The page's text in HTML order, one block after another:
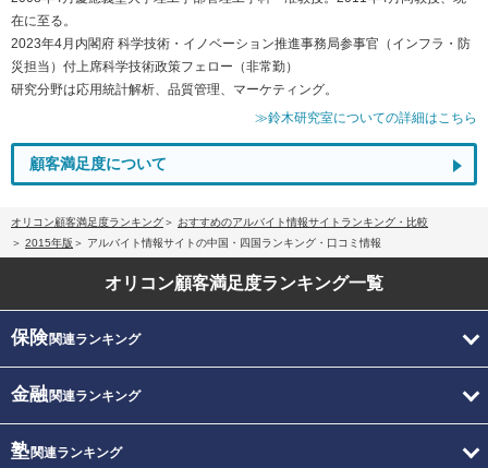
在に至る。
2023年4月内閣府 科学技術・イノベーション推進事務局参事官（インフラ・防
災担当）付上席科学技術政策フェロー（非常勤）
研究分野は応用統計解析、品質管理、マーケティング。
≫鈴木研究室についての詳細はこちら
顧客満足度について
オリコン顧客満足度ランキング
おすすめのアルバイト情報サイトランキング・比較
2015年版
アルバイト情報サイトの中国・四国ランキング・口コミ情報
オリコン顧客満足度ランキング一覧
保険関連ランキング
金融関連ランキング
塾関連ランキング